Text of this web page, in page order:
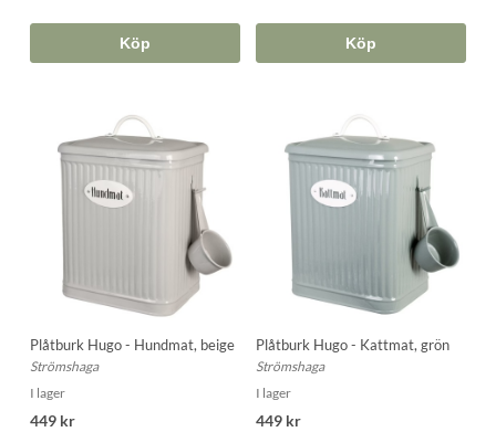
Köp Köp
Plåtburk Hugo - Hundmat, beige
Strömshaga
I lager
449 kr
Plåtburk Hugo - Kattmat, grön
Strömshaga
I lager
449 kr